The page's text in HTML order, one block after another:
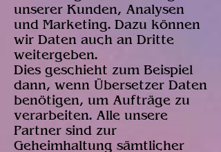
unserer Kunden, Analysen
und Marketing. Dazu können
wir Daten auch an Dritte
weitergeben.
Dies geschieht zum Beispiel
dann, wenn Übersetzer Daten
benötigen, um Aufträge zu
verarbeiten. Alle unsere
Partner sind zur
Geheimhaltung sämtlicher